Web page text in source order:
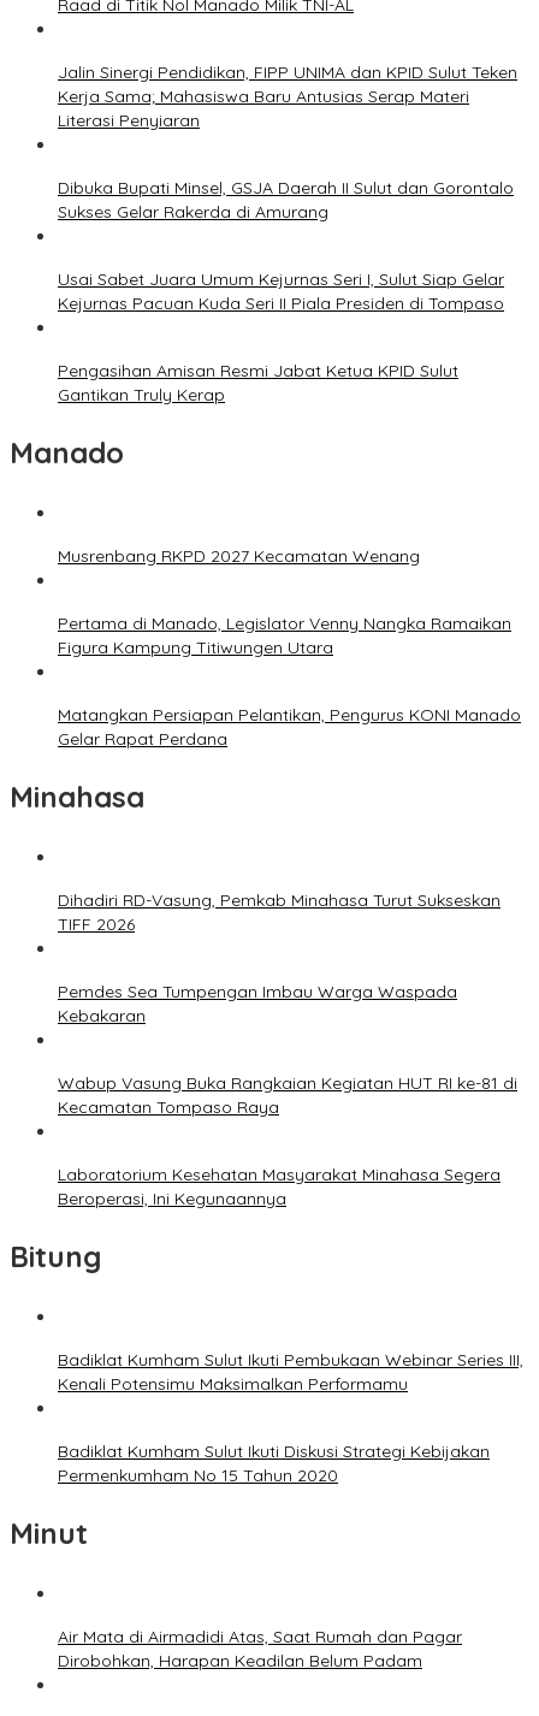
Raad di Titik Nol Manado Milik TNI-AL
Jalin Sinergi Pendidikan, FIPP UNIMA dan KPID Sulut Teken
Kerja Sama; Mahasiswa Baru Antusias Serap Materi
Literasi Penyiaran
Dibuka Bupati Minsel, GSJA Daerah II Sulut dan Gorontalo
Sukses Gelar Rakerda di Amurang
Usai Sabet Juara Umum Kejurnas Seri I, Sulut Siap Gelar
Kejurnas Pacuan Kuda Seri II Piala Presiden di Tompaso
Pengasihan Amisan Resmi Jabat Ketua KPID Sulut
Gantikan Truly Kerap
Manado
Musrenbang RKPD 2027 Kecamatan Wenang
Pertama di Manado, Legislator Venny Nangka Ramaikan
Figura Kampung Titiwungen Utara
Matangkan Persiapan Pelantikan, Pengurus KONI Manado
Gelar Rapat Perdana
Minahasa
Dihadiri RD-Vasung, Pemkab Minahasa Turut Sukseskan
TIFF 2026
Pemdes Sea Tumpengan Imbau Warga Waspada
Kebakaran
Wabup Vasung Buka Rangkaian Kegiatan HUT RI ke-81 di
Kecamatan Tompaso Raya
Laboratorium Kesehatan Masyarakat Minahasa Segera
Beroperasi, Ini Kegunaannya
Bitung
Badiklat Kumham Sulut Ikuti Pembukaan Webinar Series III,
Kenali Potensimu Maksimalkan Performamu
Badiklat Kumham Sulut Ikuti Diskusi Strategi Kebijakan
Permenkumham No 15 Tahun 2020
Minut
Air Mata di Airmadidi Atas, Saat Rumah dan Pagar
Dirobohkan, Harapan Keadilan Belum Padam